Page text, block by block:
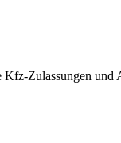
Zulassungen und